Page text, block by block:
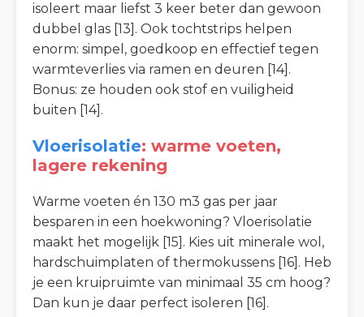
isoleert maar liefst 3 keer beter dan gewoon
dubbel glas [13]. Ook tochtstrips helpen
enorm: simpel, goedkoop en effectief tegen
warmteverlies via ramen en deuren [14].
Bonus: ze houden ook stof en vuiligheid
buiten [14].
Vloerisolatie: warme voeten,
lagere rekening
Warme voeten én 130 m3 gas per jaar
besparen in een hoekwoning? Vloerisolatie
maakt het mogelijk [15]. Kies uit minerale wol,
hardschuimplaten of thermokussens [16]. Heb
je een kruipruimte van minimaal 35 cm hoog?
Dan kun je daar perfect isoleren [16].